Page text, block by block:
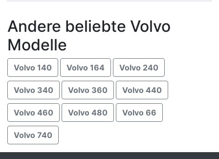
Andere beliebte Volvo
Modelle
Volvo 140 Volvo 164 Volvo 240
Volvo 340 Volvo 360 Volvo 440
Volvo 460 Volvo 480 Volvo 66
Volvo 740